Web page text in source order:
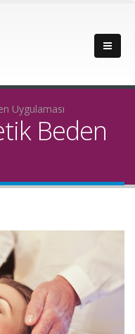
Uygulaması
Beden